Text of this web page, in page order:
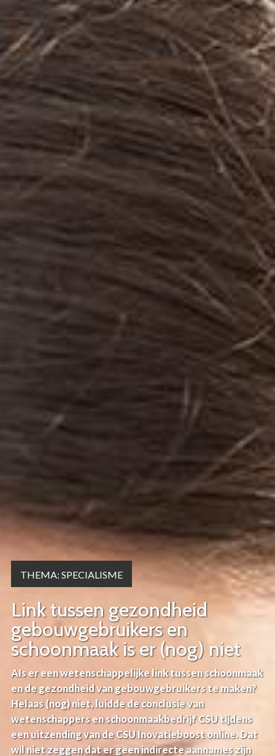
THEMA: SPECIALISME
Link tussen gezondheid
gebouwgebruikers en
schoonmaak is er (nog) niet
AIs er een wetenschappelijke link tussen schoonmaak
en de gezondheid van gebouwgebruikers te maken?
Helaas (nog) niet, luidde de conclusie van
wetenschappers en schoonmaakbedrijf CSU tijdens
een uitzending van de CSU Inovatieboost online. Dat
wil niet zeggen dat er geen indirecte aannames zijn